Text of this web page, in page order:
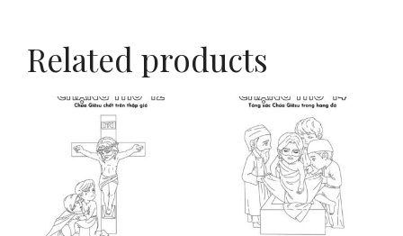
Related products